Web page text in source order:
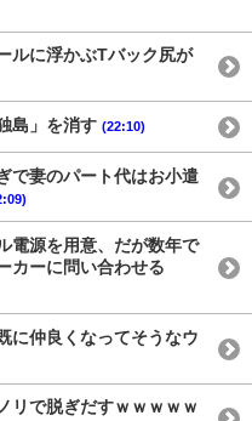
ルに浮かぶTバック尻が
島」を消す (22:10)
で妻のパート代はお小遣
電源を用意、だが数年で
カーに問い合わせる
に仲良くなってそうなウ
リで脱ぎだすｗｗｗｗｗ